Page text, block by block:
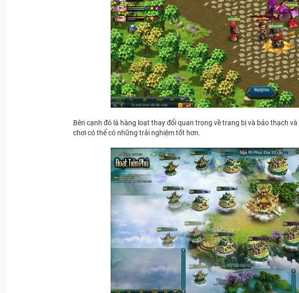
Bên cạnh đó là hàng loạt thay đổi quan trọng về trang bị và bảo thạch
chơi có thể có những trải nghiệm tốt hơn.